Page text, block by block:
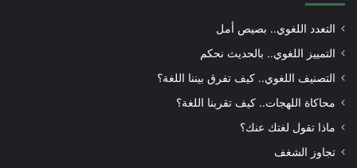
التعدد اللغوي.. بصيص أمل
التمييز اللغوي.. بالحديث نحكم
التصنيف اللغوي.. كيف تفرق بيننا اللغة؟
محاكاة اللهجات.. كيف تقربنا اللغة؟
ماذا تقول لغتك عنك؟
تجاوز الشغف